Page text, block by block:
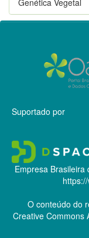
Suportado por
Empresa Brasileira
O conteúdo do
Creative Commons